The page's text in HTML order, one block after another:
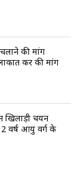
की मांग
कर की मांग
खिलाड़ी चयन
वर्ष आयु वर्ग के